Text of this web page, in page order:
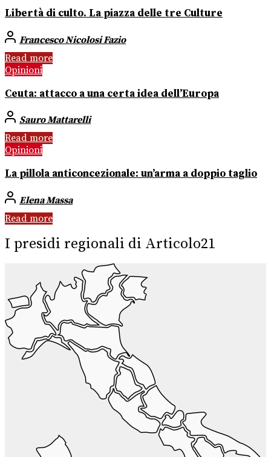
Libertà di culto. La piazza delle tre Culture
Francesco Nicolosi Fazio
Read more
Opinioni
Ceuta: attacco a una certa idea dell’Europa
Sauro Mattarelli
Read more
Opinioni
La pillola anticoncezionale: un’arma a doppio taglio
Elena Massa
Read more
I presidi regionali di Articolo21